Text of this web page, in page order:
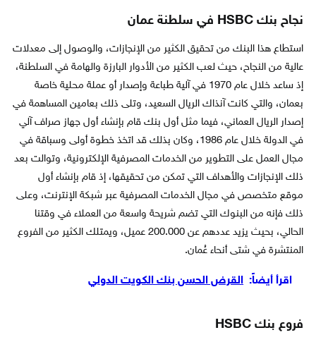
نجاح بنك HSBC في سلطنة عمان
استطاع هذا البنك من تحقيق الكثير من الإنجازات، والوصول إلى معدلات
عالية من النجاح، حيث لعب الكثير من الأدوار البارزة والهامة في السلطنة،
إذ ساعد خلال عام 1970 في آلية طباعة وإصدار أو عملة محلية خاصة
بعمان، والتي كانت آنذاك الريال السعيد، وتلى ذلك بعامين المساهمة في
إصدار الريال العماني، فيما مثل أول بنك قام بإنشاء أول جهاز صراف آلي
في الدولة خلال عام 1986، وكان بذلك قد اتخذ خطوة أولى وسباقة في
مجال العمل على التطوير من الخدمات المصرفية الإلكترونية، وتوالت بعد
ذلك الإنجازات والأهداف التي تمكن من تحقيقها، إذ قام بإنشاء أول
موقع متخصص في مجال الخدمات المصرفية عبر شبكة الإنترنت، وعلى
ذلك فإنه من البنوك التي تضم شريحة واسعة من العملاء في وقتنا
الحالي، بحيث يزيد عددهم عن 200.000 عميل، ويمتلك الكثير من الفروع
المنتشرة في شتى أنحاء عُمان.
اقرأ أيضاً: القرض الحسن بنك الكويت الدولي
فروع بنك HSBC